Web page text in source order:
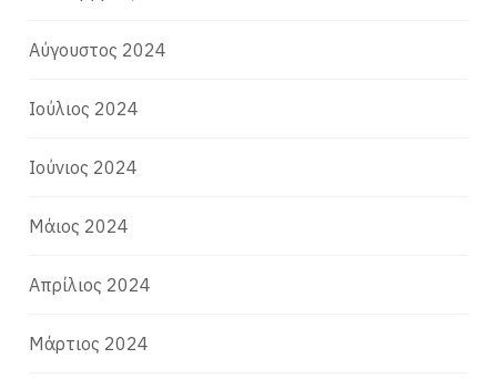
Αύγουστος 2024
Ιούλιος 2024
Ιούνιος 2024
Μάιος 2024
Απρίλιος 2024
Μάρτιος 2024